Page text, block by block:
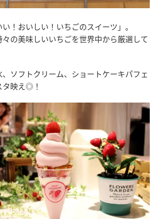
！おいしい！いちごのスイーツ」。
の美味しいいちごを世界中から厳選して
ソフトクリーム、ショートケーキパフェ
タ映え◎！